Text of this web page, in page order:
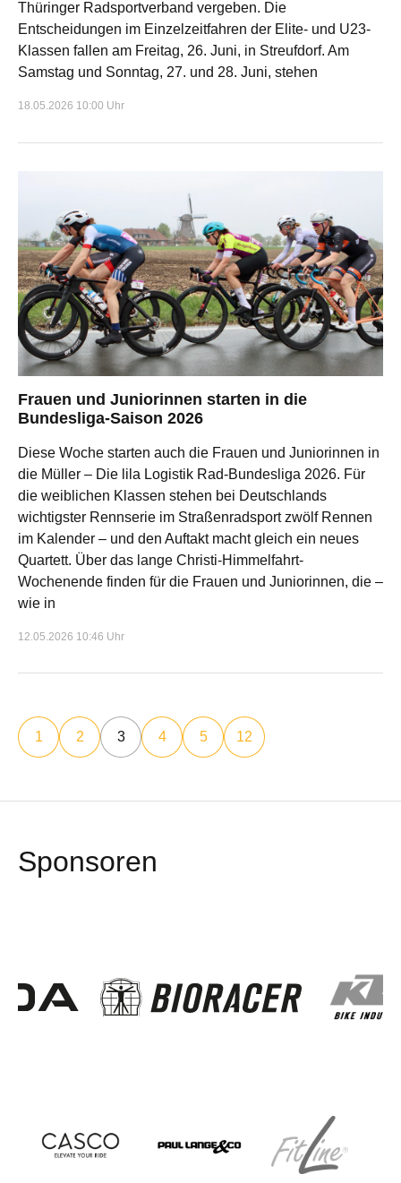
Thüringer Radsportverband vergeben. Die
Entscheidungen im Einzelzeitfahren der Elite- und U23-
Klassen fallen am Freitag, 26. Juni, in Streufdorf. Am
Samstag und Sonntag, 27. und 28. Juni, stehen
18.05.2026 10:00 Uhr
Frauen und Juniorinnen starten in die
Bundesliga-Saison 2026
Diese Woche starten auch die Frauen und Juniorinnen in
die Müller – Die lila Logistik Rad-Bundesliga 2026. Für
die weiblichen Klassen stehen bei Deutschlands
wichtigster Rennserie im Straßenradsport zwölf Rennen
im Kalender – und den Auftakt macht gleich ein neues
Quartett. Über das lange Christi-Himmelfahrt-
Wochenende finden für die Frauen und Juniorinnen, die –
wie in
12.05.2026 10:46 Uhr
1 2 3 4 5 12
Sponsoren